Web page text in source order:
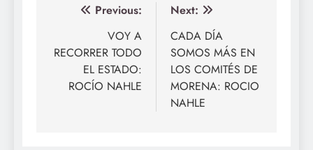
Navegación
entradas
Previous:
VOY A
RECORRER TODO
EL ESTADO:
ROCÍO NAHLE
Next:
CADA DÍA
SOMOS MÁS EN
LOS COMITÉS DE
MORENA: ROCIO
NAHLE